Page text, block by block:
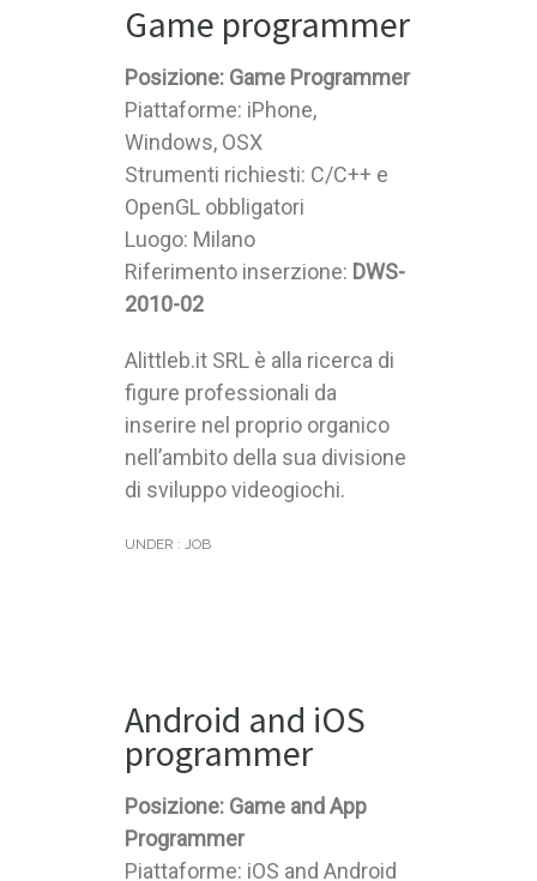
Game programmer
Posizione: Game Programmer
Piattaforme: iPhone,
Windows, OSX
Strumenti richiesti: C/C++ e
OpenGL obbligatori
Luogo: Milano
Riferimento inserzione: DWS-
2010-02
Alittleb.it SRL è alla ricerca di
figure professionali da
inserire nel proprio organico
nell’ambito della sua divisione
di sviluppo videogiochi.
UNDER : JOB
Android and iOS
programmer
Posizione: Game and App
Programmer
Piattaforme: iOS and Android